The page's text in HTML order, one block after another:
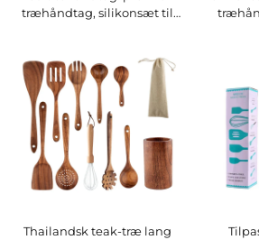
træhåndtag, silikonsæt til
Thailandsk teak-træ lang